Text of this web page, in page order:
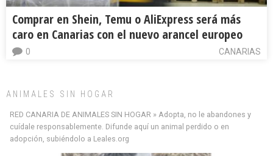
Comprar en Shein, Temu o AliExpress será más
caro en Canarias con el nuevo arancel europeo
CANARIAS
0
ANIMALES SIN HOGAR
RED CANARIA DE ANIMALES SIN HOGAR » Adopta, no le abandones y
cuídale responsablemente. Difunde aquí un animal perdido o en
adopción, subiéndolo a Leales.org